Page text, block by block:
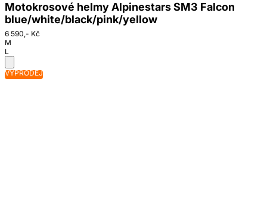
Motokrosové helmy Alpinestars SM3 Falcon
blue/white/black/pink/yellow
6 590,- Kč
M
L
VÝPRODEJ